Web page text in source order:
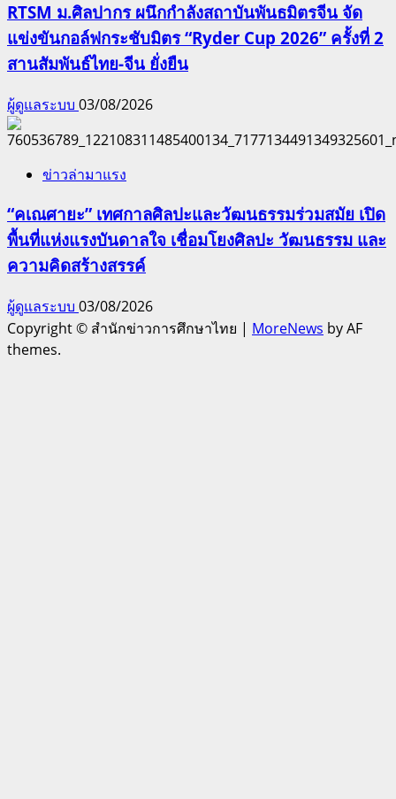
RTSM ม.ศิลปากร ผนึกกำลังสถาบันพันธมิตรจีน จัด
แข่งขันกอล์ฟกระชับมิตร “Ryder Cup 2026” ครั้งที่ 2
สานสัมพันธ์ไทย-จีน ยั่งยืน
ผู้ดูแลระบบ 03/08/2026
ข่าวล่ามาแรง
“คเณศายะ” เทศกาลศิลปะและวัฒนธรรมร่วมสมัย เปิด
พื้นที่แห่งแรงบันดาลใจ เชื่อมโยงศิลปะ วัฒนธรรม และ
ความคิดสร้างสรรค์
ผู้ดูแลระบบ 03/08/2026
Copyright © สำนักข่าวการศึกษาไทย | MoreNews by AF
themes.